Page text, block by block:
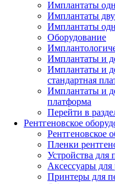
Имплантаты
Имплантаты
Имплантаты
Оборудование
Имплантаты и
Имплантаты и
стандартная
Имплантаты и
платформа
Перейти в
Рентгеновское
Рентгеновское
Пленки
Устройства для
Аксессуары для
Принтеры для